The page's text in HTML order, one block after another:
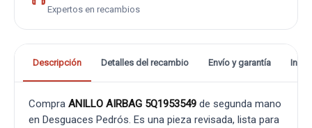
Expertos en recambios
Descripción Detalles del recambio Envío y garantía
Compra ANILLO AIRBAG 5Q1953549 de segunda mano
en Desguaces Pedrós. Es una pieza revisada, lista para